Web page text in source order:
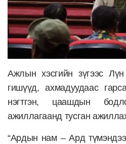
Ажлын хэсгийн зүгээс
гишүүд, ахмадуудаас
нэгтгэн, цаашдын
ажиллагаанд тусган
“Ардын нам – Ард